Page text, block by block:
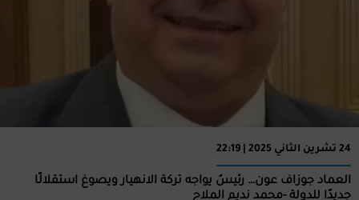
24 تشرين الثاني 2025 | 22:19
العماد جوزاف عون… رئيسٌ يواجه تركة الانهيار ويصوغ استقلالًا
جديدًا للدولة -محمد نديم الملاح